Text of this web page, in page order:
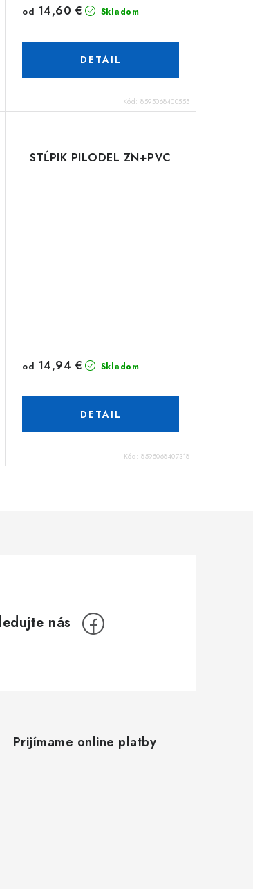
Skladom
od 14,60 €
DETAIL
Kód:8595068400555
STĹPIK PILODEL ZN+PVC
Skladom
od 14,94 €
DETAIL
Kód:8595068407318
Prijímame online platby